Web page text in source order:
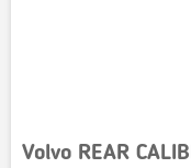
Volvo REAR